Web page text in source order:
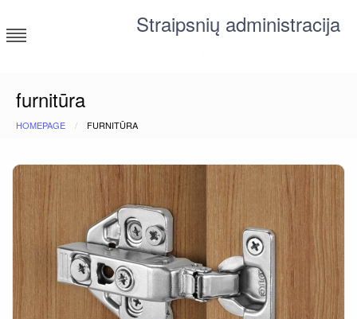
to
content
Straipsnių administracija
furnitūra
HOMEPAGE FURNITŪRA